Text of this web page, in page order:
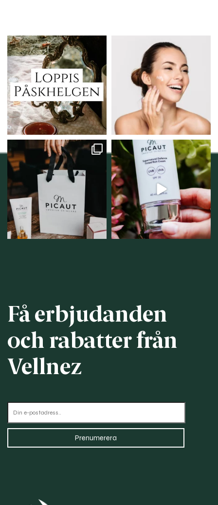
Vi skall ha loppis!
I Vellnez anda;...
6 0
Behandlingserbjudande
februari-mars!
Vi...
0
Vellnez – din
samlingsplats för
personlig handel i
12 0
Njut av solens härliga
strålar men skydda dig...
12 1
Få erbjudanden
och rabatter från
Vellnez